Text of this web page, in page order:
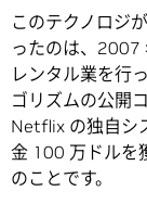
このテクノロジ
ったのは、2007
レンタル業を行
ゴリズムの公開
Netflix の独自シ
金 100 万ドルを
のことです。